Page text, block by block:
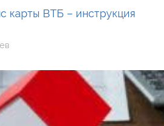
карты ВТБ – инструкция